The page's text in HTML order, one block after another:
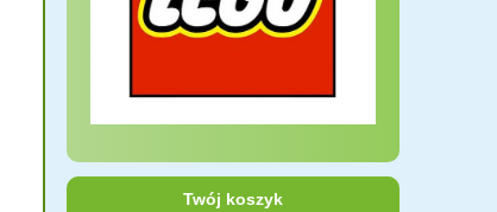
Twój koszyk